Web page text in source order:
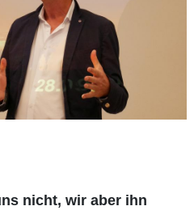
nicht, wir aber ihn